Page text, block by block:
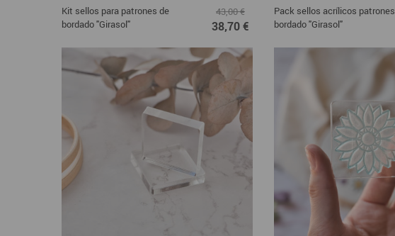
Kit sellos para patrones de
bordado "Girasol"
43,00 €
38,70 €
Pack sellos acrílicos patrones
bordado "Girasol"